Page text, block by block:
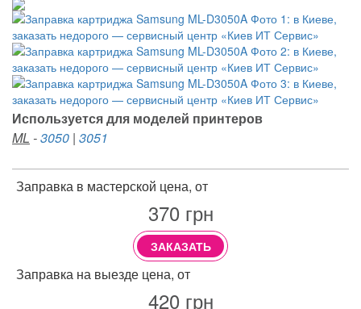
Используется для моделей принтеров
ML -3050 | 3051
Заправка в мастерской цена, от
370грн
ЗАКАЗАТЬ
Заправка на выезде цена, от
420грн